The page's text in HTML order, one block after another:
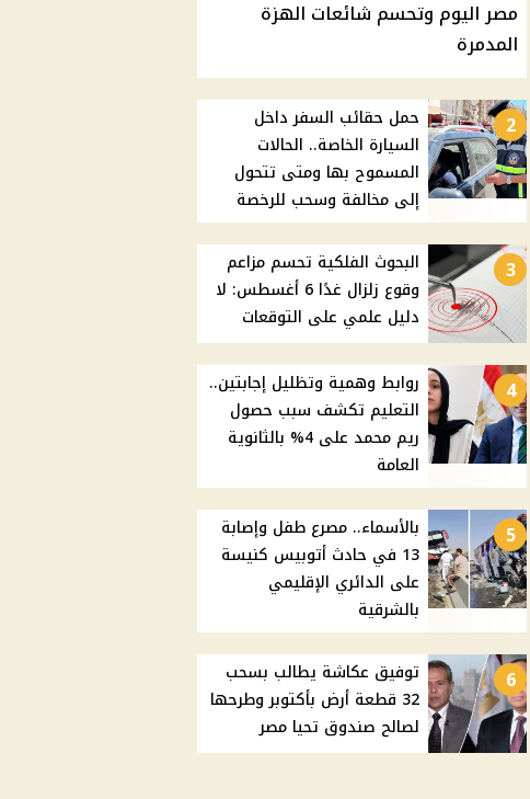
مصر اليوم وتحسم شائعات الهزة
المدمرة
2
حمل حقائب السفر داخل
السيارة الخاصة.. الحالات
المسموح بها ومتى تتحول
إلى مخالفة وسحب للرخصة
3
البحوث الفلكية تحسم مزاعم
وقوع زلزال غدًا 6 أغسطس: لا
دليل علمي على التوقعات
4
روابط وهمية وتظليل إجابتين..
التعليم تكشف سبب حصول
ريم محمد على 4% بالثانوية
العامة
5
بالأسماء.. مصرع طفل وإصابة
13 في حادث أتوبيس كنيسة
على الدائري الإقليمي
بالشرقية
6
توفيق عكاشة يطالب بسحب
32 قطعة أرض بأكتوبر وطرحها
لصالح صندوق تحيا مصر